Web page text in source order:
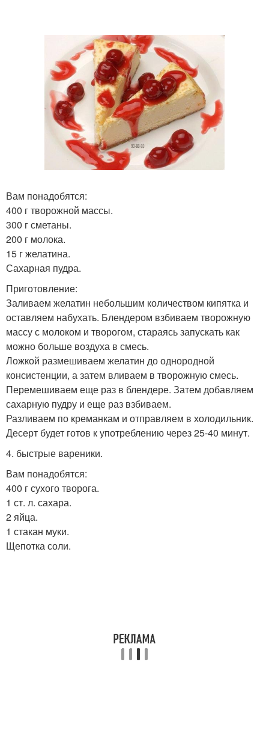
Вам понадобятся:
400 г творожной массы.
300 г сметаны.
200 г молока.
15 г желатина.
Сахарная пудра.
Приготовление:
Заливаем желатин небольшим количеством кипятка и
оставляем набухать. Блендером взбиваем творожную
массу с молоком и творогом, стараясь запускать как
можно больше воздуха в смесь.
Ложкой размешиваем желатин до однородной
консистенции, а затем вливаем в творожную смесь.
Перемешиваем еще раз в блендере. Затем добавляем
сахарную пудру и еще раз взбиваем.
Разливаем по креманкам и отправляем в холодильник.
Десерт будет готов к употреблению через 25-40 минут.
4. быстрые вареники.
Вам понадобятся:
400 г сухого творога.
1 ст. л. сахара.
2 яйца.
1 стакан муки.
Щепотка соли.